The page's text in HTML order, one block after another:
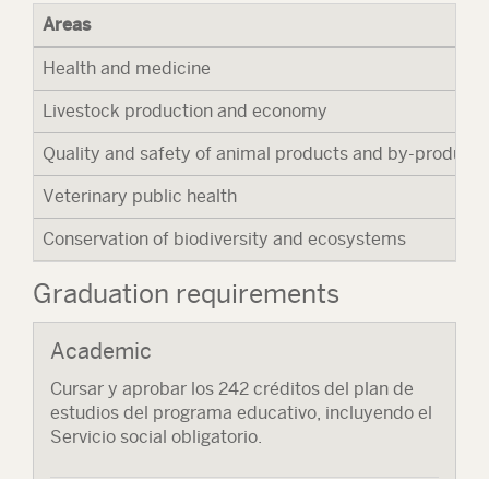
Areas
Health and medicine
Livestock production and economy
Quality and safety of animal products and by-products
Veterinary public health
Conservation of biodiversity and ecosystems
Graduation requirements
Academic
Cursar y aprobar los 242 créditos del plan de
estudios del programa educativo, incluyendo el
Servicio social obligatorio.